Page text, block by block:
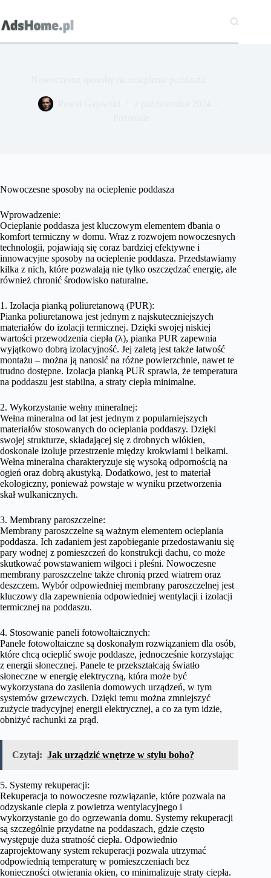
treści
Nowoczesne sposoby na ocieplenie poddasza
Wprowadzenie:
Ocieplanie poddasza jest kluczowym elementem dbania o
komfort termiczny w domu. Wraz z rozwojem nowoczesnych
technologii, pojawiają się coraz bardziej efektywne i
innowacyjne sposoby na ocieplenie poddasza. Przedstawiamy
kilka z nich, które pozwalają nie tylko oszczędzać energię, ale
również chronić środowisko naturalne.
1. Izolacja pianką poliuretanową (PUR):
Pianka poliuretanowa jest jednym z najskuteczniejszych
materiałów do izolacji termicznej. Dzięki swojej niskiej
wartości przewodzenia ciepła (λ), pianka PUR zapewnia
wyjątkowo dobrą izolacyjność. Jej zaletą jest także łatwość
montażu – można ją nanosić na różne powierzchnie, nawet te
trudno dostępne. Izolacja pianką PUR sprawia, że temperatura
na poddaszu jest stabilna, a straty ciepła minimalne.
2. Wykorzystanie wełny mineralnej:
Wełna mineralna od lat jest jednym z popularniejszych
materiałów stosowanych do ocieplania poddaszy. Dzięki
swojej strukturze, składającej się z drobnych włókien,
doskonale izoluje przestrzenie między krokwiami i belkami.
Wełna mineralna charakteryzuje się wysoką odpornością na
ogień oraz dobrą akustyką. Dodatkowo, jest to materiał
ekologiczny, ponieważ powstaje w wyniku przetworzenia
skał wulkanicznych.
3. Membrany paroszczelne:
Membrany paroszczelne są ważnym elementem ocieplania
poddasza. Ich zadaniem jest zapobieganie przedostawaniu się
pary wodnej z pomieszczeń do konstrukcji dachu, co może
skutkować powstawaniem wilgoci i pleśni. Nowoczesne
membrany paroszczelne także chronią przed wiatrem oraz
deszczem. Wybór odpowiedniej membrany paroszczelnej jest
kluczowy dla zapewnienia odpowiedniej wentylacji i izolacji
termicznej na poddaszu.
4. Stosowanie paneli fotowoltaicznych:
Panele fotowoltaiczne są doskonałym rozwiązaniem dla osób,
które chcą ocieplić swoje poddasze, jednocześnie korzystając
z energii słonecznej. Panele te przekształcają światło
słoneczne w energię elektryczną, która może być
wykorzystana do zasilenia domowych urządzeń, w tym
systemów grzewczych. Dzięki temu można zmniejszyć
zużycie tradycyjnej energii elektrycznej, a co za tym idzie,
obniżyć rachunki za prąd.
Czytaj: Jak urządzić wnętrze w stylu boho?
5. Systemy rekuperacji:
Rekuperacja to nowoczesne rozwiązanie, które pozwala na
odzyskanie ciepła z powietrza wentylacyjnego i
wykorzystanie go do ogrzewania domu. Systemy rekuperacji
są szczególnie przydatne na poddaszach, gdzie często
występuje duża stratność ciepła. Odpowiednio
zaprojektowany system rekuperacji pozwala utrzymać
odpowiednią temperaturę w pomieszczeniach bez
konieczności otwierania okien, co minimalizuje straty ciepła.